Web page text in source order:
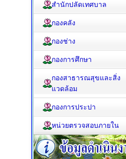
สำนักปลัดเทศบาล
กองคลัง
กองช่าง
กองการศึกษา
กองสาธารณสุขและสิ่ง
แวดล้อม
กองการประปา
หน่วยตรวจสอบภายใน